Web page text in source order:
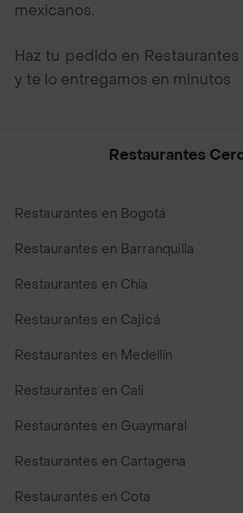
mexicanos.
Haz tu pedido en
y te lo entregamos en minutos
Restaurantes
Restaurantes en Bogotá
Restaurantes en Barranquilla
Restaurantes en Chía
Restaurantes en Cajicá
Restaurantes en Medellín
Restaurantes en Cali
Restaurantes en Guaymaral
Restaurantes en Cartagena
Restaurantes en Cota